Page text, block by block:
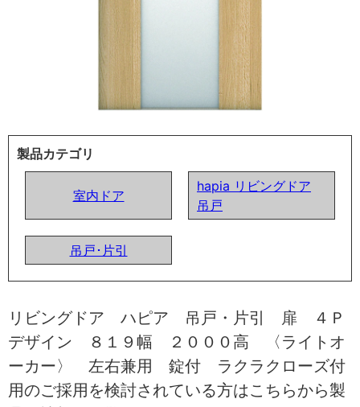
製品カテゴリ
室内ドア
hapia リビングドア
吊戸
吊戸･片引
リビングドア ハピア 吊戸・片引 扉 ４Ｐ
デザイン ８１９幅 ２０００高 〈ライトオ
ーカー〉 左右兼用 錠付 ラクラクローズ付
用のご採用を検討されている方はこちらから製